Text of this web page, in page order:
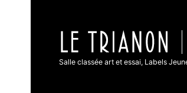
Salle classée art et essai, Labels